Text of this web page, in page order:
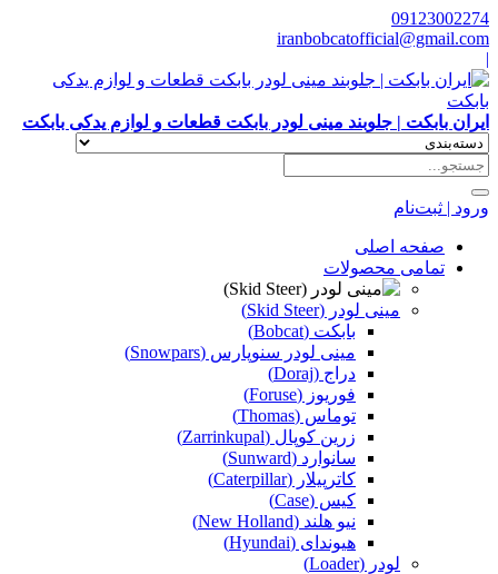
09123002274
iranbobcatofficial@gmail.com
|
ایران بابکت | جلوبند مینی لودر بابکت قطعات و لوازم یدکی بابکت
ورود | ثبت‌نام
صفحه اصلی
تمامی محصولات
مینی لودر (Skid Steer)
بابکت (Bobcat)
مینی لودر سنوپارس (Snowpars)
دراج (Doraj)
فوریوز (Foruse)
توماس (Thomas)
زرین کوپال (Zarrinkupal)
سانوارد (Sunward)
کاترپیلار (Caterpillar)
کیس (Case)
نیو هلند (New Holland)
هیوندای (Hyundai)
لودر (Loader)